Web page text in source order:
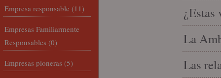
¿Estas
La
Las
Empresa responsable (11)
Empresas Familiarmente
Responsables (0)
Empresas pioneras (5)